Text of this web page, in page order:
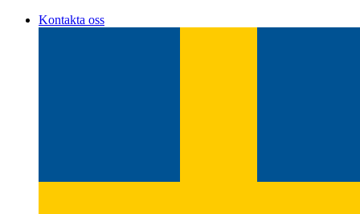
Kontakta oss